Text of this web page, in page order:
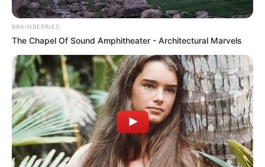
BRAINBERRIES
The Chapel Of Sound Amphitheater - Architectural Marvels